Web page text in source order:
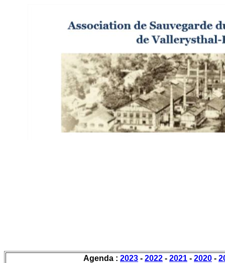
Agenda : 2023 - 2022 - 2021 - 2020 -